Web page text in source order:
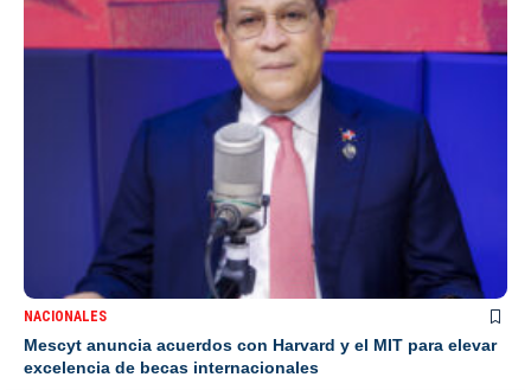
NACIONALES
Mescyt anuncia acuerdos con Harvard y el MIT para elevar
excelencia de becas internacionales